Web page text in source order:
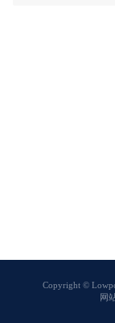
Copyright ©
网